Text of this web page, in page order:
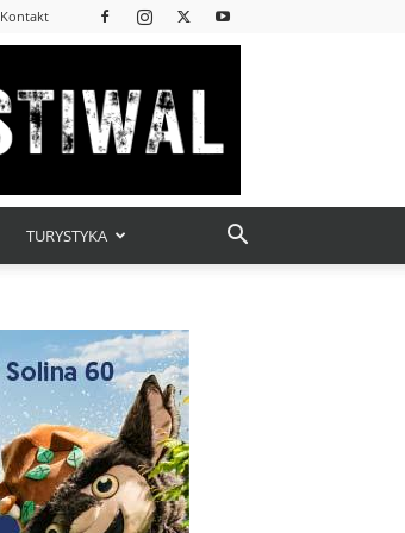
Kontakt
TURYSTYKA